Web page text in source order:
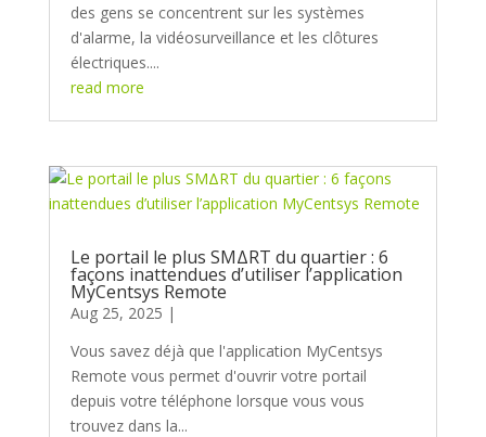
des gens se concentrent sur les systèmes
d'alarme, la vidéosurveillance et les clôtures
électriques....
read more
Le portail le plus SMΔRT du quartier : 6
façons inattendues d’utiliser l’application
MyCentsys Remote
Aug 25, 2025
Vous savez déjà que l'application MyCentsys
Remote vous permet d'ouvrir votre portail
depuis votre téléphone lorsque vous vous
trouvez dans la...